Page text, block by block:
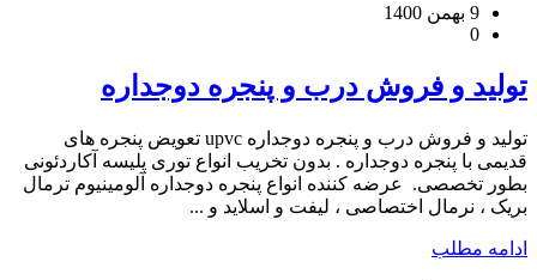
9 بهمن 1400
0
تولید و فروش درب و پنجره دوجداره
تولید و فروش درب و پنجره دوجداره upvc تعویض پنجره های
قدیمی با پنجره دوجداره . بدون تخریب انواع توری پلیسه آکاردئونی
بطور تخصصی. عرضه کننده انواع پنجره دوجداره آلومینیوم ترمال
بریک ، نرمال اختصاصی ، لیفت و اسلاید و ...
ادامه مطلب